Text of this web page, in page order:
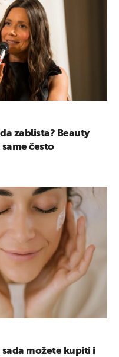
zablista? Beauty
često
možete kupiti i